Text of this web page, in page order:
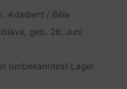
Adalbert / Béla
geb. 26. Juni
(unbekanntes) Lager